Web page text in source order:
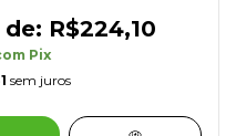
R$224,10
Pix
sem juros